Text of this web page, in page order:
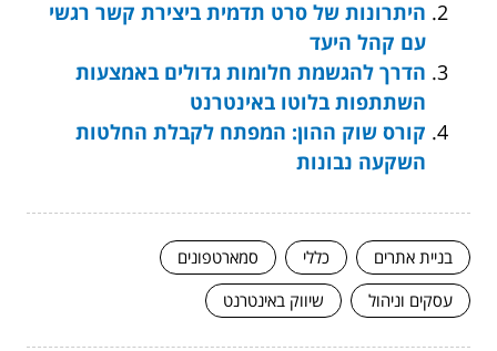
היתרונות של סרט תדמית ביצירת קשר רגשי
עם קהל היעד
הדרך להגשמת חלומות גדולים באמצעות
השתתפות בלוטו באינטרנט
קורס שוק ההון: המפתח לקבלת החלטות
השקעה נבונות
בניית אתרים כללי
סמארטפונים
עסקים וניהול
שיווק באינטרנט